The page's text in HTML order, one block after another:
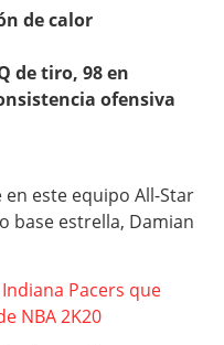
de calor
de tiro, 98 en
ofensiva
este equipo All-Star
base estrella, Damian
Pacers que
NBA 2K20